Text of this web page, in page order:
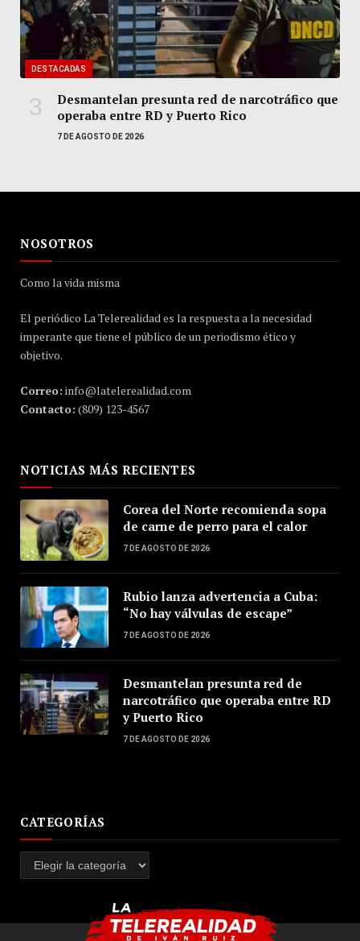
DESTACADAS
Desmantelan presunta red de narcotráfico que
operaba entre RD y Puerto Rico
7 DE AGOSTO DE 2026
NOSOTROS
Como la vida misma
El periódico La Telerealidad es la respuesta a la necesidad
imperante que tiene el público de un periodismo ético y
objetivo.
Correo: info@latelerealidad.com
Contacto: (809) 123-4567
NOTICIAS MÁS RECIENTES
Corea del Norte recomienda sopa
de carne de perro para el calor
7 DE AGOSTO DE 2026
Rubio lanza advertencia a Cuba:
“No hay válvulas de escape”
7 DE AGOSTO DE 2026
Desmantelan presunta red de
narcotráfico que operaba entre RD
y Puerto Rico
7 DE AGOSTO DE 2026
CATEGORÍAS
Categorías